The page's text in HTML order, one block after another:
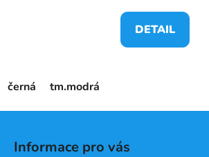
DETAIL
černá tm.modrá
Informace pro vás